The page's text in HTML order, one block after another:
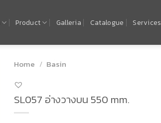
Product Galleria Catalogue Services
Home / Basin
SL057 อ่างวางบน 550 mm.